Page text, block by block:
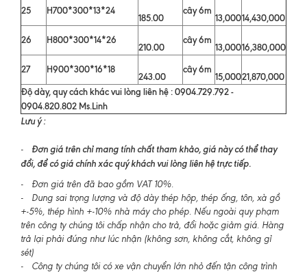
25
H700*300*13*24
185.00
cây 6m
13,00014,430,000
26
H800*300*14*26
210.00
cây 6m
13,00016,380,000
27
H900*300*16*18
243.00
cây 6m
15,00021,870,000
Độ dày, quy cách khác vui lòng liên hệ : 0904.729.792 -
0904.820.802 Ms.Linh
Lưu ý :
- Đơn giá trên chỉ mang tính chất tham khảo, giá này có thể thay
đổi, để có giá chính xác quý khách vui lòng liên hệ trực tiếp.
- Đơn giá trên đã bao gồm VAT 10%.
- Dung sai trọng lượng và độ dày thép hộp, thép ống, tôn, xà gồ
+-5%, thép hình +-10% nhà máy cho phép. Nếu ngoài quy phạm
trên công ty chúng tôi chấp nhận cho trả, đổi hoặc giảm giá. Hàng
trả lại phải đúng như lúc nhận (không sơn, không cắt, không gỉ
sét)
- Công ty chúng tôi có xe vận chuyển lớn nhỏ đến tận công trình